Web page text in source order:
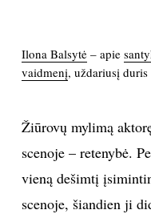
POLITIKA
LAISVALAIKIS
KINAS
Ilona Balsytė– apie
vaidmenį, uždariusį
Žiūrovų mylimą
scenoje – retenybė.
vieną dešimtį
scenoje, šiandien ji